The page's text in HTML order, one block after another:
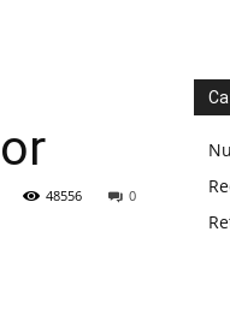
0
48556